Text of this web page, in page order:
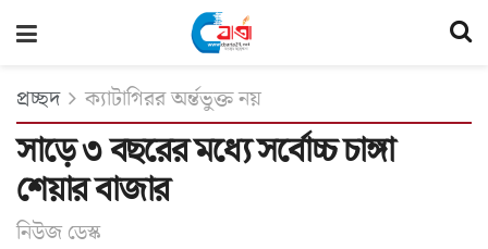
প্রচ্ছদ ক্যাটাগিরর অর্ন্তভুক্ত নয়
সাড়ে ৩ বছরের মধ্যে সর্বোচ্চ চাঙ্গা
শেয়ার বাজার
নিউজ ডেস্ক